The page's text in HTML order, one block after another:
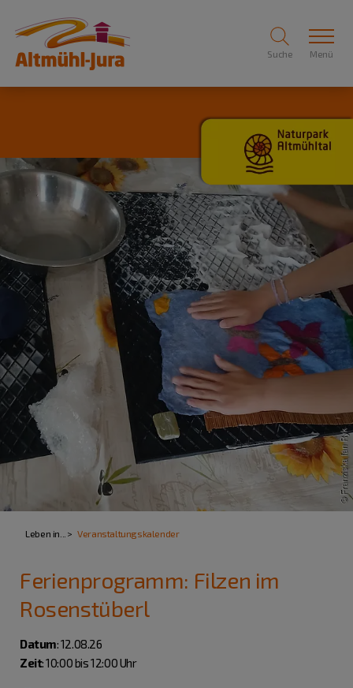
Suche Menü
Leben in... Veranstaltungskalender
Ferienprogramm: Filzen im
Rosenstüberl
Datum: 12.08.26
Zeit: 10:00 bis 12:00 Uhr